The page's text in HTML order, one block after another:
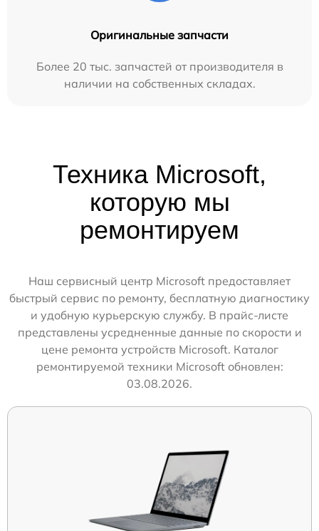
Оригинальные запчасти
Более 20 тыс. запчастей от производителя в
наличии на собственных складах.
Техника Microsoft,
которую мы
ремонтируем
Наш сервисный центр Microsoft предоставляет
быстрый сервис по ремонту, бесплатную диагностику
и удобную курьерскую службу. В прайс-листе
представлены усредненные данные по скорости и
цене ремонта устройств Microsoft. Каталог
ремонтируемой техники Microsoft обновлен:
03.08.2026.